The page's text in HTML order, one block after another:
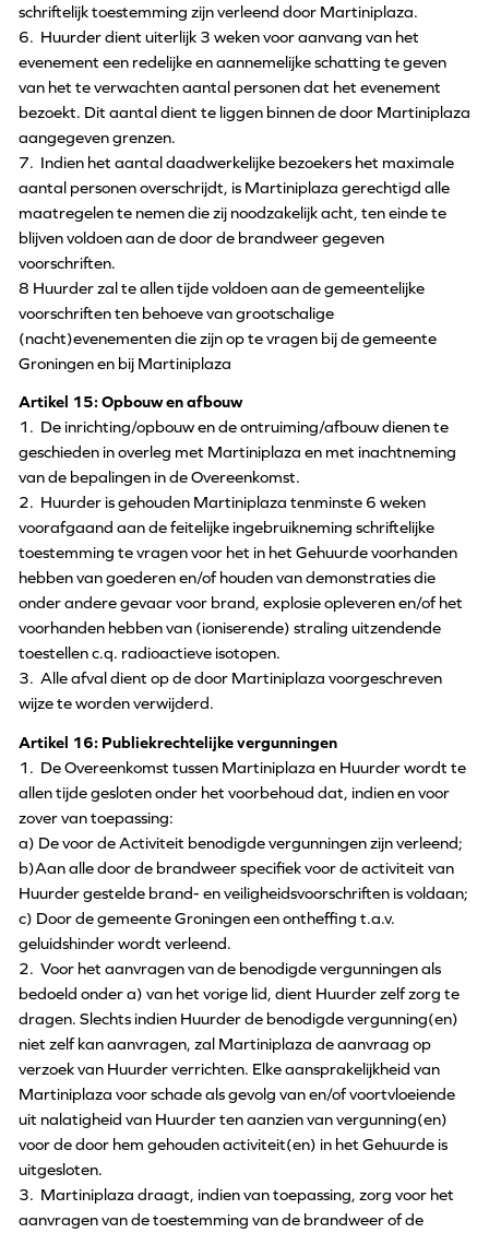
schriftelijk toestemming zijn verleend door Martiniplaza.
6. Huurder dient uiterlijk 3 weken voor aanvang van het
evenement een redelijke en aannemelijke schatting te geven
van het te verwachten aantal personen dat het evenement
bezoekt. Dit aantal dient te liggen binnen de door Martiniplaza
aangegeven grenzen.
7. Indien het aantal daadwerkelijke bezoekers het maximale
aantal personen overschrijdt, is Martiniplaza gerechtigd alle
maatregelen te nemen die zij noodzakelijk acht, ten einde te
blijven voldoen aan de door de brandweer gegeven
voorschriften.
8 Huurder zal te allen tijde voldoen aan de gemeentelijke
voorschriften ten behoeve van grootschalige
(nacht)evenementen die zijn op te vragen bij de gemeente
Groningen en bij Martiniplaza
Artikel 15: Opbouw en afbouw
1. De inrichting/opbouw en de ontruiming/afbouw dienen te
geschieden in overleg met Martiniplaza en met inachtneming
van de bepalingen in de Overeenkomst.
2. Huurder is gehouden Martiniplaza tenminste 6 weken
voorafgaand aan de feitelijke ingebruikneming schriftelijke
toestemming te vragen voor het in het Gehuurde voorhanden
hebben van goederen en/of houden van demonstraties die
onder andere gevaar voor brand, explosie opleveren en/of het
voorhanden hebben van (ioniserende) straling uitzendende
toestellen c.q. radioactieve isotopen.
3. Alle afval dient op de door Martiniplaza voorgeschreven
wijze te worden verwijderd.
Artikel 16: Publiekrechtelijke vergunningen
1. De Overeenkomst tussen Martiniplaza en Huurder wordt te
allen tijde gesloten onder het voorbehoud dat, indien en voor
zover van toepassing:
a) De voor de Activiteit benodigde vergunningen zijn verleend;
b)Aan alle door de brandweer specifiek voor de activiteit van
Huurder gestelde brand- en veiligheidsvoorschriften is voldaan;
c) Door de gemeente Groningen een ontheffing t.a.v.
geluidshinder wordt verleend.
2. Voor het aanvragen van de benodigde vergunningen als
bedoeld onder a) van het vorige lid, dient Huurder zelf zorg te
dragen. Slechts indien Huurder de benodigde vergunning(en)
niet zelf kan aanvragen, zal Martiniplaza de aanvraag op
verzoek van Huurder verrichten. Elke aansprakelijkheid van
Martiniplaza voor schade als gevolg van en/of voortvloeiende
uit nalatigheid van Huurder ten aanzien van vergunning(en)
voor de door hem gehouden activiteit(en) in het Gehuurde is
uitgesloten.
3. Martiniplaza draagt, indien van toepassing, zorg voor het
aanvragen van de toestemming van de brandweer of de